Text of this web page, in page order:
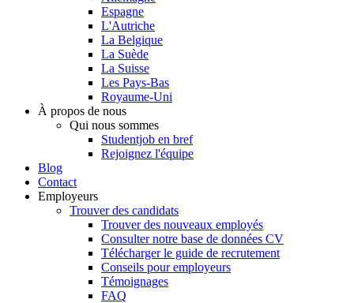
Espagne
L'Autriche
La Belgique
La Suède
La Suisse
Les Pays-Bas
Royaume-Uni
À propos de nous
Qui nous sommes
Studentjob en bref
Rejoignez l'équipe
Blog
Contact
Employeurs
Trouver des candidats
Trouver des nouveaux employés
Consulter notre base de données CV
Télécharger le guide de recrutement
Conseils pour employeurs
Témoignages
FAQ